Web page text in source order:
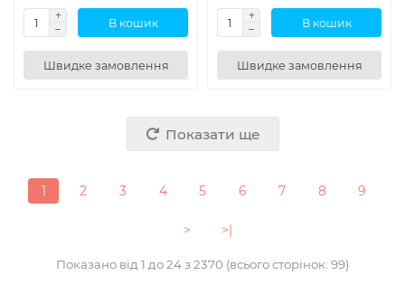
В кошик
Швидке замовлення
В кошик
Швидке замовлення
Показати ще
1 2 3 4 5 6 7 8 9
> >|
Показано від 1 до 24 з 2370 (всього сторінок: 99)